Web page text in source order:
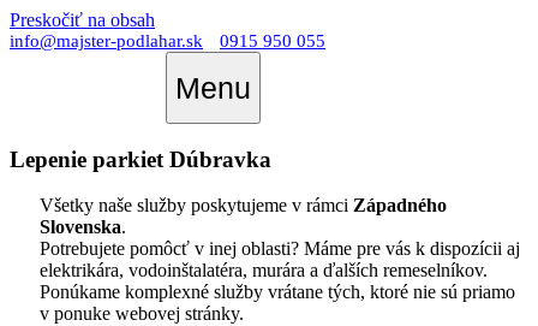
Preskočiť na obsah
info@majster-podlahar.sk 0915 950 055
Menu
Lepenie parkiet Dúbravka
Všetky naše služby poskytujeme v rámci Západného
Slovenska.
Potrebujete pomôcť v inej oblasti? Máme pre vás k dispozícii aj
elektrikára, vodoinštalatéra, murára a ďalších remeselníkov.
Ponúkame komplexné služby vrátane tých, ktoré nie sú priamo
v ponuke webovej stránky.